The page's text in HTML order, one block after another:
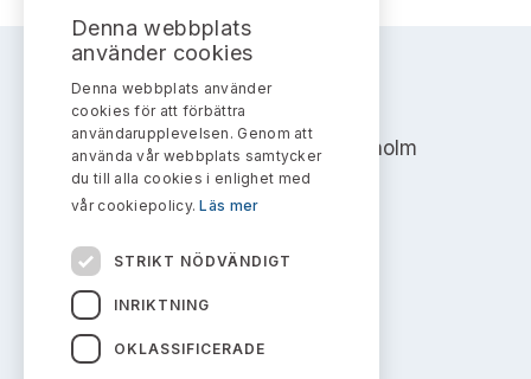
Publikationer och anföranden
AKTIEMARKNADSNÄMNDEN
Address: Box 7354, 103 90 Stockholm
info@aktiemarknadsnamnden.se
Om innehållet
Om webbplatsen
Denna webbplats
använder cookies
Denna webbplats använder
cookies för att förbättra
användarupplevelsen. Genom att
använda vår webbplats samtycker
du till alla cookies i enlighet med
vår cookiepolicy.Läs mer
STRIKT NÖDVÄNDIGT
INRIKTNING
OKLASSIFICERADE